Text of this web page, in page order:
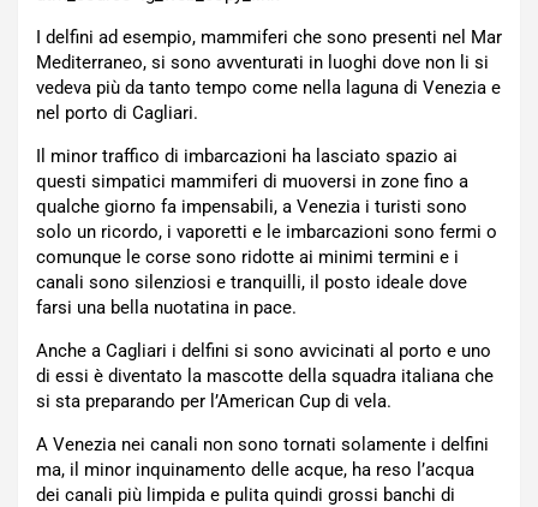
I delfini ad esempio, mammiferi che sono presenti nel Mar
Mediterraneo, si sono avventurati in luoghi dove non li si
vedeva più da tanto tempo come nella laguna di Venezia e
nel porto di Cagliari.
Il minor traffico di imbarcazioni ha lasciato spazio ai
questi simpatici mammiferi di muoversi in zone fino a
qualche giorno fa impensabili, a Venezia i turisti sono
solo un ricordo, i vaporetti e le imbarcazioni sono fermi o
comunque le corse sono ridotte ai minimi termini e i
canali sono silenziosi e tranquilli, il posto ideale dove
farsi una bella nuotatina in pace.
Anche a Cagliari i delfini si sono avvicinati al porto e uno
di essi è diventato la mascotte della squadra italiana che
si sta preparando per l’American Cup di vela.
A Venezia nei canali non sono tornati solamente i delfini
ma, il minor inquinamento delle acque, ha reso l’acqua
dei canali più limpida e pulita quindi grossi banchi di